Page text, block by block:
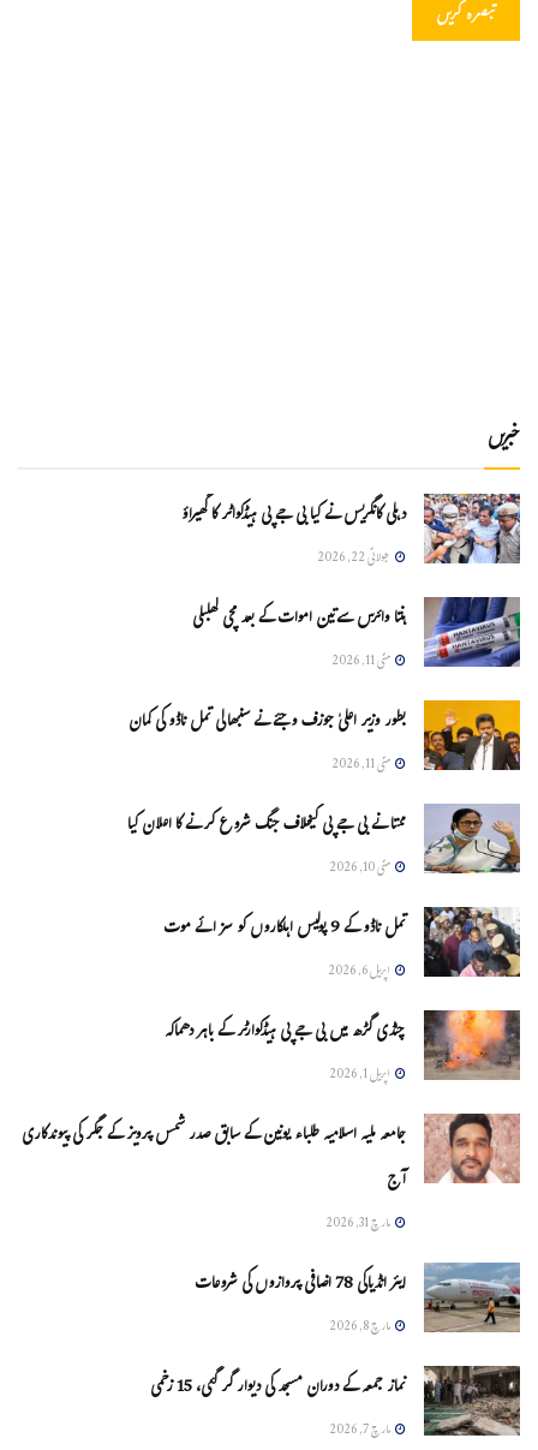
خبریں
دہلی کانگریس نے کیا بی جے پی ہیڈکواٹر کا گھیراؤ
جولائی 22, 2026
ہنتا وائرس سےتین اموات کے بعد مچی کھلبلی
مئی 11, 2026
بطور وزیر اعلیٰ جوزف وجئے نے سنبھالی تمل ناڈو کی کمان
مئی 11, 2026
ممتا نے بی جے پی کیخلاف جنگ شروع کرنے کا اعلان کیا
مئی 10, 2026
تمل ناڈو کے 9 پولیس اہلکاروں کو سزائے موت
اپریل 6, 2026
چنڈی گڑھ میں بی جے پی ہیڈکوارٹر کے باہر دھماکہ
اپریل 1, 2026
جامعہ ملیہ اسلامیہ طلباء یونین کے سابق صدر شمس پرویز کے جگر کی پیوندکاری
آج
مارچ 31, 2026
ایئر انڈیاکی 78 اضافی پروازوں کی شروعات
مارچ 8, 2026
نماز جمعہ کے دوران مسجد کی دیوار گر گئی، 15 زخمی
مارچ 7, 2026